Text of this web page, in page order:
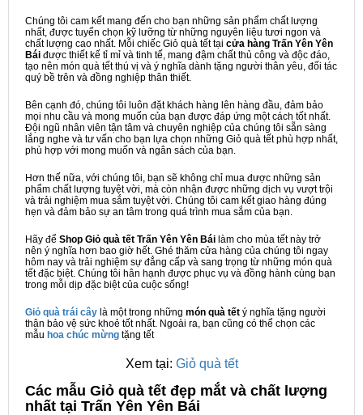
Chúng tôi cam kết mang đến cho bạn những sản phẩm chất lượng
nhất, được tuyển chọn kỹ lưỡng từ những nguyên liệu tươi ngon và
chất lượng cao nhất. Mỗi chiếc Giỏ quà tết tại cửa hàng Trấn Yên Yên
Bái được thiết kế tỉ mỉ và tinh tế, mang đậm chất thủ công và độc đáo,
tạo nên món quà tết thú vị và ý nghĩa dành tặng người thân yêu, đối tác
quý bề trên và đồng nghiệp thân thiết.
Bên cạnh đó, chúng tôi luôn đặt khách hàng lên hàng đầu, đảm bảo
mọi nhu cầu và mong muốn của bạn được đáp ứng một cách tốt nhất.
Đội ngũ nhân viên tận tâm và chuyên nghiệp của chúng tôi sẵn sàng
lắng nghe và tư vấn cho bạn lựa chọn những Giỏ quà tết phù hợp nhất,
phù hợp với mong muốn và ngân sách của bạn.
Hơn thế nữa, với chúng tôi, bạn sẽ không chỉ mua được những sản
phẩm chất lượng tuyệt vời, mà còn nhận được những dịch vụ vượt trội
và trải nghiệm mua sắm tuyệt vời. Chúng tôi cam kết giao hàng đúng
hẹn và đảm bảo sự an tâm trong quá trình mua sắm của bạn.
Hãy để Shop Giỏ quà tết Trấn Yên Yên Bái làm cho mùa tết này trở
nên ý nghĩa hơn bao giờ hết. Ghé thăm cửa hàng của chúng tôi ngay
hôm nay và trải nghiệm sự đẳng cấp và sang trọng từ những món quà
tết đặc biệt. Chúng tôi hân hạnh được phục vụ và đồng hành cùng bạn
trong mỗi dịp đặc biệt của cuộc sống!
Giỏ quà trái cây là một trong những món quà tết ý nghĩa tặng người
thân bảo vệ sức khoẻ tốt nhất. Ngoài ra, bạn cũng có thể chọn các
mẫu hoa chúc mừng tặng tết
Xem tại: Giỏ quà tết
Các mẫu Giỏ quà tết đẹp mắt và chất lượng
nhất tại Trấn Yên Yên Bái